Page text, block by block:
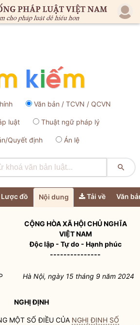
Văn bản / TCVN / QCVN
luật Thuật ngữ pháp lý
Quyết định Án lệ

Lược đồ Nội dung Tải về Văn
CỘNG HÒA XÃ HỘI CHỦ NGHĨA
VIỆT NAM
Độc lập - Tự do - Hạnh phúc
---------------
Hà Nội, ngày 15 tháng 9 năm 2024
NGHỊ ĐỊNH
MỘT SỐ ĐIỀU CỦA NGHỊ ĐỊNH SỐ